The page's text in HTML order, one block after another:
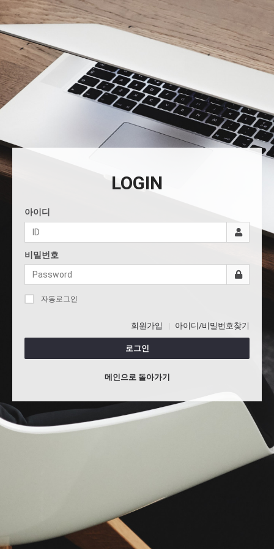
LOGIN
아이디
비밀번호
자동로그인
회원가입 아이디/비밀번호찾기
로그인
메인으로 돌아가기